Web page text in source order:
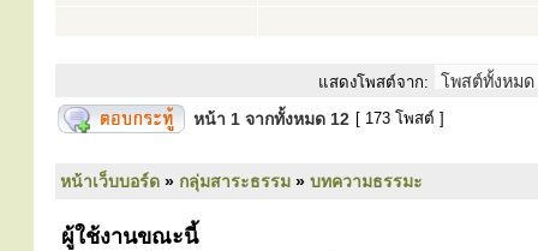
แสดงโพสต์จาก:
หน้า 1 จากทั้งหมด 12 [ 173 โพสต์ ]
หน้าเว็บบอร์ด » กลุ่มสาระธรรม » บทความธรรมะ
ผู้ใช้งานขณะนี้